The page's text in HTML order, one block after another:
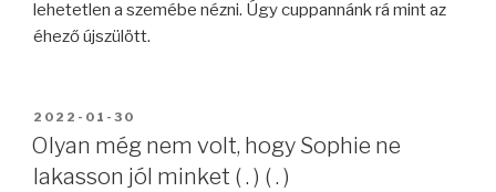
lehetetlen a szemébe nézni. Úgy cuppannánk rá mint az
éhező újszülött.
BEKÜLDVE:
2022-01-30
Olyan még nem volt, hogy Sophie ne
lakasson jól minket ( . ) ( . )